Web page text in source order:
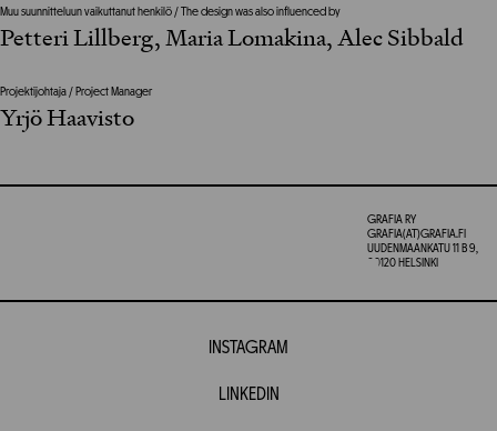
Muu suunnitteluun vaikuttanut henkilö / The design was also influenced by
Petteri Lillberg, Maria Lomakina, Alec Sibbald
Projektijohtaja / Project Manager
Yrjö Haavisto
GRAFIA RY
GRAFIA(AT)GRAFIA.FI
UUDENMAANKATU 11 B 9,
00120 HELSINKI
INSTAGRAM
LINKEDIN